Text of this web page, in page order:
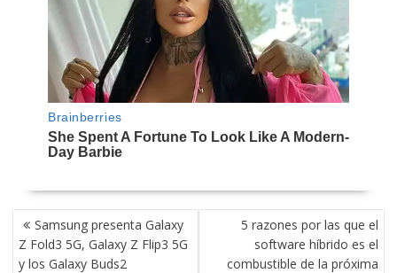
NAVEGACIÓN
DE
ENTRADAS
Samsung presenta Galaxy
Z Fold3 5G, Galaxy Z Flip3 5G
y los Galaxy Buds2
5 razones por las que el
software híbrido es el
combustible de la próxima